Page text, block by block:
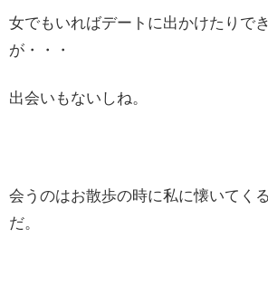
女でもいればデートに出かけたりで
が・・・
出会いもないしね。
会うのはお散歩の時に私に懐いてく
だ。